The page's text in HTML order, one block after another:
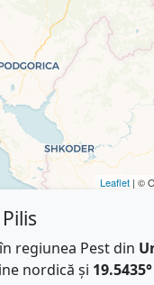
Leaflet | ©
regiunea Pest din
nordică și 19.5435°